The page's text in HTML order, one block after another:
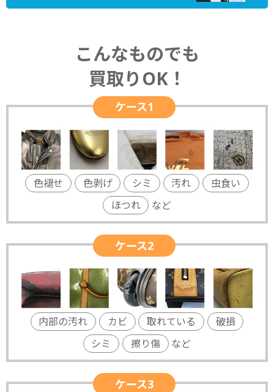
こんなものでも
買取りOK！
ケース1
色褪せ 色剥げ シミ 汚れ
虫食い
ほつれ
など
ケース2
内部の汚れ カビ 取れている
破損
シミ
擦り傷 など
ケース3